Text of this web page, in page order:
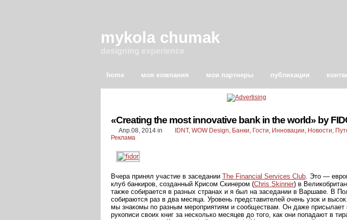
mykola chumak
home моя компания мои партнеры публикации
«Creating the most innovative bank in the world» by
Апр.08, 2014 in IDNT, WOW Design, Банки, Гости, Инновации, Новости,
Реклама
Вчера принял участие в заседании The Financial Services Club. Это —
клуб банкиров, созданный Крисом Скинером (Chris Skinner) в
также собирается в разных странах и я был на заседании в Варшаве. В
собираются раз в два месяца. Уровень представителей очень узок и
мы знакомы по разным мероприятиям и сообществам. Он даже присылает
рукописи своих книг за несколько месяцев до того, как они попадают в